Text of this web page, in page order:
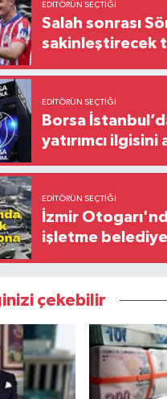
EDITÖRÜN SEÇTIĞI
Salah sonrası
sakinleştirecek
EDITÖRÜN SEÇTIĞI
Borsa
yatırımcı ilgisini
EDITÖRÜN SEÇTIĞI
İzmir
işletme
çekebilir